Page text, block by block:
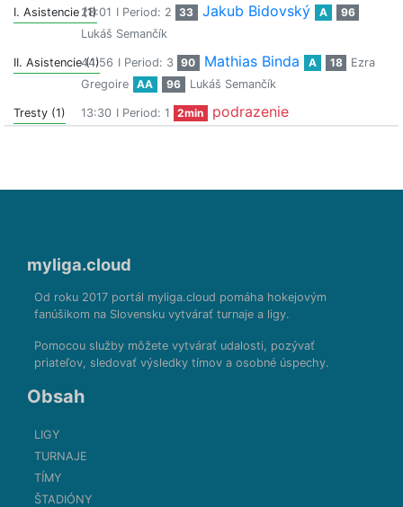
I. Asistencie (1)28:01 I Period: 2 33 Jakub Bidovský A
96
Lukáš Semančík
II. Asistencie (1)
44:56 I Period: 3 90 Mathias Binda A 18
Ezra
Gregoire
AA 96 Lukáš Semančík
Tresty (1) 13:30 I Period: 1 2min podrazenie
myliga.cloud
Od roku 2017 portál myliga.cloud pomáha hokejovým
fanúšikom na Slovensku vytvárať turnaje a ligy.
Pomocou služby môžete vytvárať udalosti, pozývať
priateľov, sledovať výsledky tímov a osobné úspechy.
Obsah
LIGY
TURNAJE
TÍMY
ŠTADIÓNY